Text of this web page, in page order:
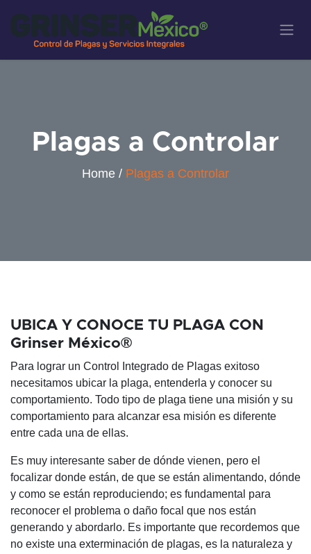
Plagas a Controlar
Home / Plagas a Controlar
UBICA Y CONOCE TU PLAGA CON
Grinser México®
Para lograr un Control Integrado de Plagas exitoso
necesitamos ubicar la plaga, entenderla y conocer su
comportamiento. Todo tipo de plaga tiene una misión y su
comportamiento para alcanzar esa misión es diferente
entre cada una de ellas.
Es muy interesante saber de dónde vienen, pero el
focalizar donde están, de que se están alimentando, dónde
y como se están reproduciendo; es fundamental para
reconocer el problema o daño focal que nos están
generando y abordarlo. Es importante que recordemos que
no existe una exterminación de plagas, es la naturaleza y